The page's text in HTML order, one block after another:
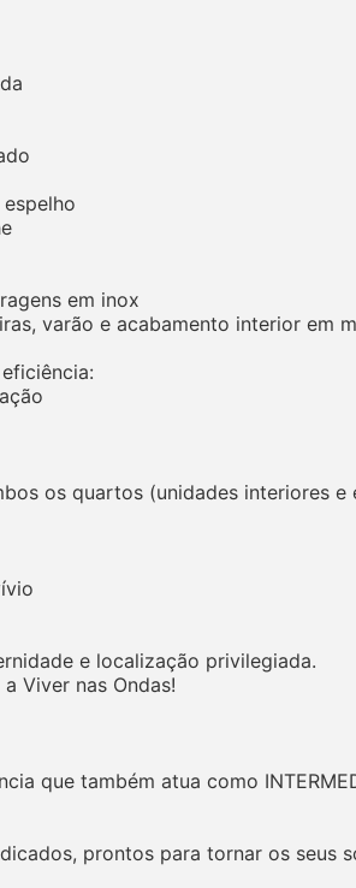
em inox
varão e acabamento interior em
os quartos (unidades interiores e
e localização privilegiada.
Viver nas Ondas!
que também atua como
prontos para tornar os seus